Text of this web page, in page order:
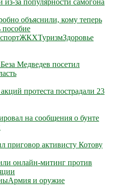
из-за популярности самогона
объяснили, кому теперь
пособие
ЖКХТуризмЗдоровье
Медведев посетил
протеста пострадали 23
на сообщения о бунте
приговор активисту Котову
онлайн-митинг против
Армия и оружие